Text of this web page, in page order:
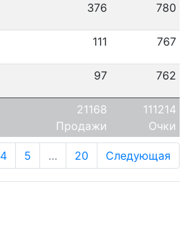
376 780
111 767
97 762
21168
Продажи
111214
Очки
4 5 … 20 Следующая